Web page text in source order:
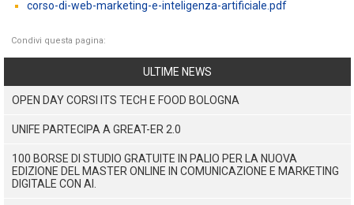
corso-di-web-marketing-e-inteligenza-artificiale.pdf
Condivi questa pagina:
ULTIME NEWS
OPEN DAY CORSI ITS TECH E FOOD BOLOGNA
UNIFE PARTECIPA A GREAT-ER 2.0
100 BORSE DI STUDIO GRATUITE IN PALIO PER LA NUOVA
EDIZIONE DEL MASTER ONLINE IN COMUNICAZIONE E MARKETING
DIGITALE CON AI.